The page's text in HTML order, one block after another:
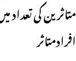
افرادمتاثر